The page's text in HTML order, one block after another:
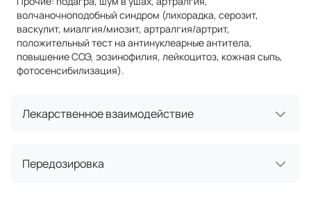
волчаночноподобный синдром (лихорадка, серозит,
васкулит, миалгия/миозит, артралгия/артрит,
положительный тест на антинуклеарные антитела,
повышение СОЭ, эозинофилия, лейкоцитоз, кожная сыпь,
фотосенсибилизация).
Лекарственное взаимодействие
Передозировка